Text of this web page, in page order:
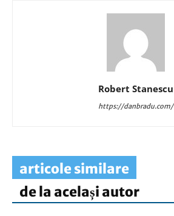
Robert Stanescu
https://danbradu.com/
articole similare
de la același autor